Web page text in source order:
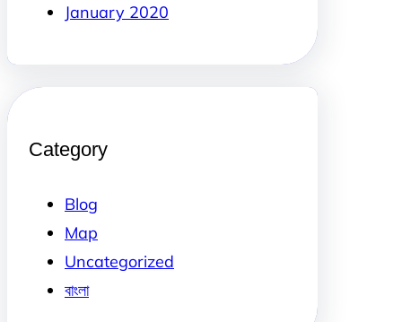
January 2020
Category
Blog
Map
Uncategorized
বাংলা